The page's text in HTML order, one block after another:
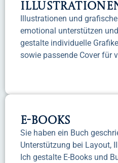
Illustrationen
Illustrationen und
emotional unterstützen
gestalte individuelle
sowie passende Cover für
E-Books
Sie haben ein Buch
Unterstützung bei Layout,
Ich gestalte E-Books und